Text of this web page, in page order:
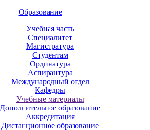
Образование
Учебная часть
Специалитет
Магистратура
Студентам
Ординатура
Аспирантура
Международный отдел
Кафедры
Учебные материалы
Дополнительное образование
Аккредитация
Дистанционное образование